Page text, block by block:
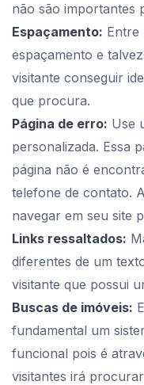
não são importantes
Espaçamento: Entre
espaçamento e
visitante conseguir
que procura.
Página de erro: Use
personalizada. Essa
página não é
telefone de contato.
navegar em seu site
Links ressaltados:
diferentes de um
visitante que possui
Buscas de imóveis:
fundamental um
funcional pois é
visitantes irá